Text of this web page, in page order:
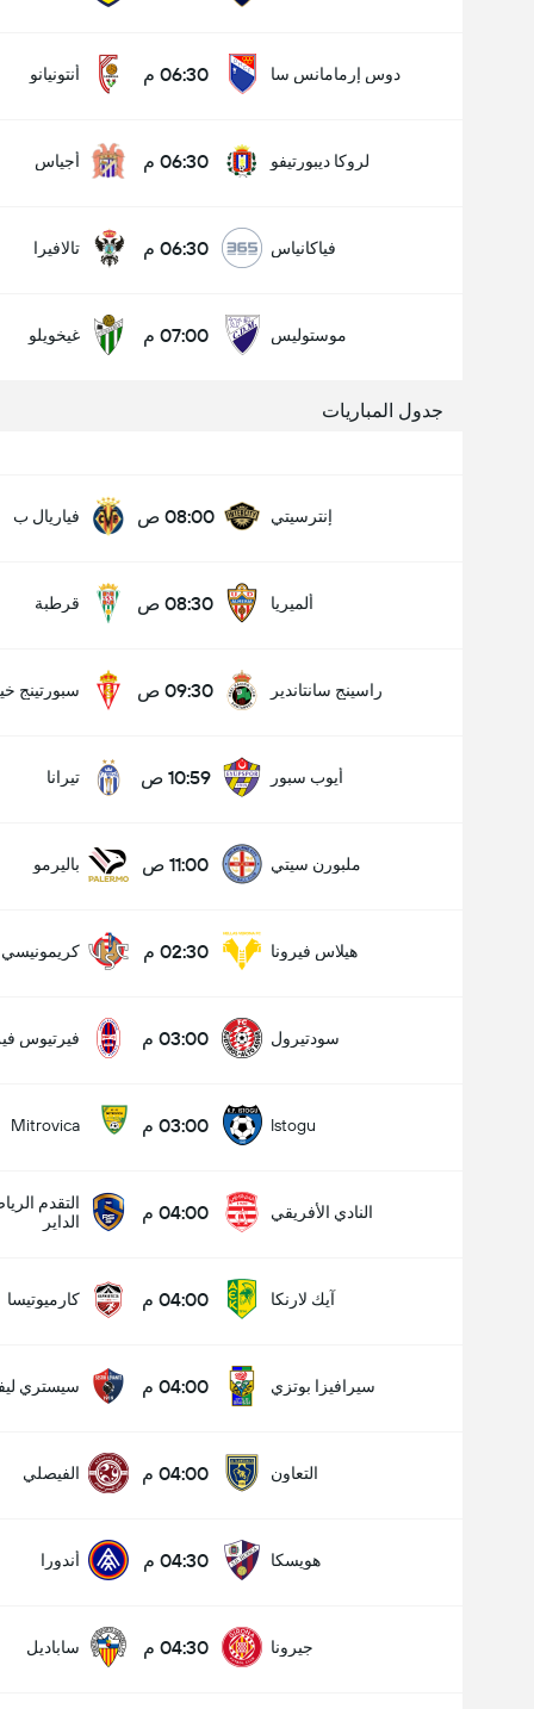
دوس إرمامانس سا 06:30 م أنتونيانو
لروكا ديبورتيفو 06:30 م أجياس
فياكانياس 06:30 م تالافيرا
موستوليس 07:00 م غيخويلو
جدول المباريات
إنترسيتي 08:00 ص فياريال ب
ألميريا 08:30 ص قرطبة
راسينج سانتاندير 09:30 ص سبورتينج
أيوب سبور 10:59 ص تيرانا
ملبورن سيتي 11:00 ص باليرمو
هيلاس فيرونا 02:30 م كريمونيسي
سودتيرول 03:00 م فيرتيوس
Istogu 03:00 م Mitrovica
النادي الأفريقي 04:00 م
التقدم
الداير
آيك لارنكا 04:00 م كارميوتيسا
سيرافيزا بوتزي 04:00 م سيستري
التعاون 04:00 م الفيصلي
هويسكا 04:30 م أندورا
جيرونا 04:30 م ساباديل